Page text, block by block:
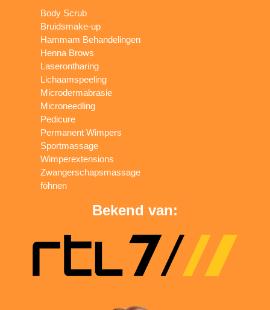
Body Scrub
Bruidsmake-up
Hammam Behandelingen
Henna Brows
Laserontharing
Lichaamspeeling
Microdermabrasie
Microneedling
Pedicure
Permanent Wimpers
Sportmassage
Wimperextensions
Zwangerschapsmassage
föhnen
Bekend van: